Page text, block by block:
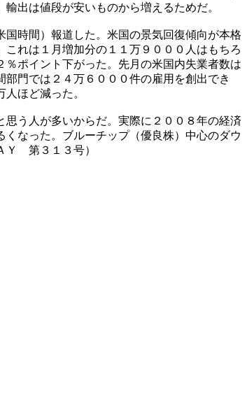
出は値段が安いものから増えるためだ。
時間）報道した。米国の景気回復傾向が本格
れは１月増加分の１１万９０００人はもちろ
ポイント下がった。先月の米国内失業者数は
門では２４万６０００件の雇用を創出でき
ほど減った。
う人が多いからだ。実際に２００８年の経済
なった。ブルーチップ（優良株）中心のダウ
Ｙ 第３１３号）